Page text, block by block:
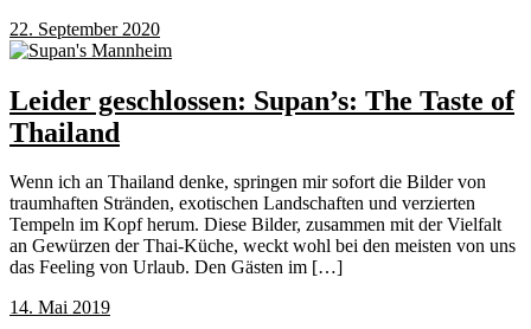
22. September 2020
Leider geschlossen: Supan’s: The Taste of
Thailand
Wenn ich an Thailand denke, springen mir sofort die Bilder von
traumhaften Stränden, exotischen Landschaften und verzierten
Tempeln im Kopf herum. Diese Bilder, zusammen mit der Vielfalt
an Gewürzen der Thai-Küche, weckt wohl bei den meisten von uns
das Feeling von Urlaub. Den Gästen im […]
14. Mai 2019